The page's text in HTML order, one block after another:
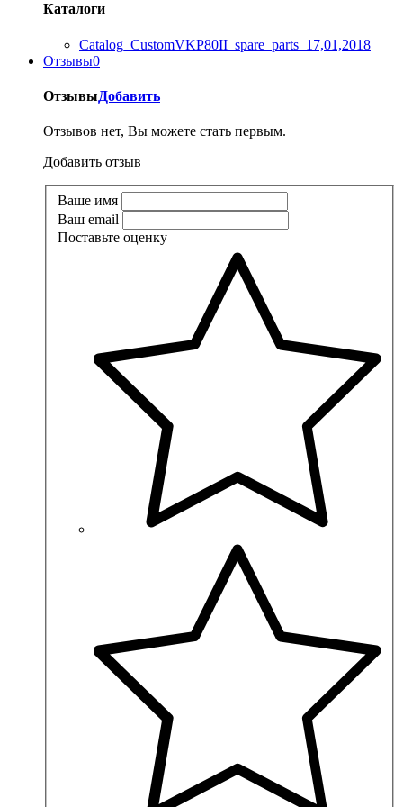
Каталоги
Catalog_CustomVKP80II_spare_parts_17,01,2018
Отзывы0
ОтзывыДобавить
Отзывов нет, Вы можете стать первым.
Добавить отзыв
Ваше имя
Ваш email
Поставьте оценку